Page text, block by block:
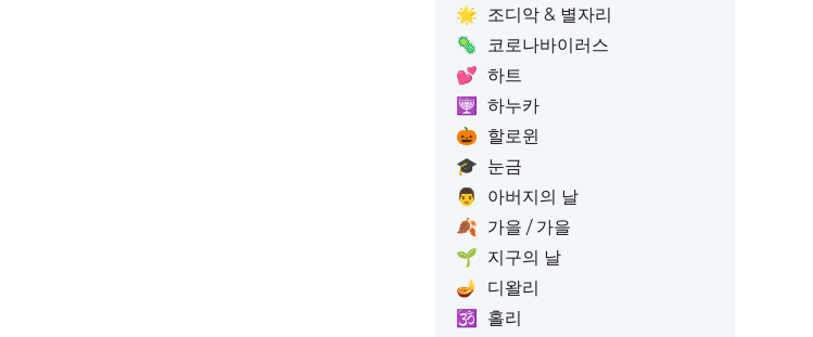
🌟 조디악 & 별자리
🦠 코로나바이러스
💕 하트
🕎
하누카
🎃 할로윈
🎓 눈금
👨
아버지의 날
🍂 가을 / 가을
🌱 지구의 날
🪔
디왈리
🕉️
홀리